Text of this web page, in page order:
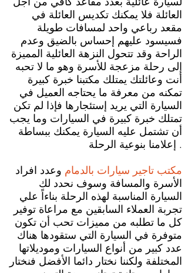
العائلة فلا يمكنك تكديس العائلة في
مقعد رباعي واحد لمسافات طويلة
فسيسود عليهم إحساس بالضيق وعدم
الراحة وقد تتحول النزهة العائلية المميزة
إلى رحلة مزعجة للأسرة وهو ما لا تحبه
أنت وعائلتك يمتلك مكتبنا خبرة كبيرة
تمكنه من معرفة ما يحتاجه العميل في
السيارة التي يريد إستئجارها فإذا لم تكن
تمتلك خبرة كبيرة في السيارات وما يجب
أن تشتمل عليه السيارة يمكنك ببساطة
إعلامنا بنوعية الرحلة .
مكتب تاجير سيارات بالدمام وعدد افراد
الأسرة والمسافة وسوف نحدد لك
السيارة المناسبة لهذه الرحلة بناءاً علي
تجربة العملاء السابقين مع مراعاة توفير
كل ما تطلبه من مميزات تحب أن تكون
متوفرة في السيارة التي ستقودها هناك
عدد كبير من أنواع السيارات وموديلاتها
المختلفة ولكننا نختار دائما الأفضل فنختار